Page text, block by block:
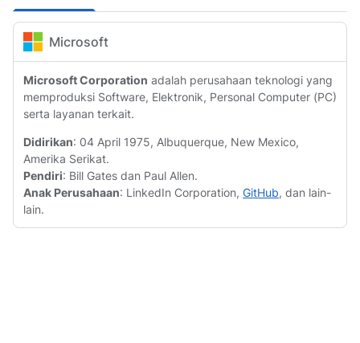
Microsoft
Microsoft Corporation adalah perusahaan teknologi yang
memproduksi Software, Elektronik, Personal Computer (PC)
serta layanan terkait.
Didirikan: 04 April 1975, Albuquerque, New Mexico,
Amerika Serikat.
Pendiri: Bill Gates dan Paul Allen.
Anak Perusahaan: LinkedIn Corporation, GitHub, dan lain-
lain.